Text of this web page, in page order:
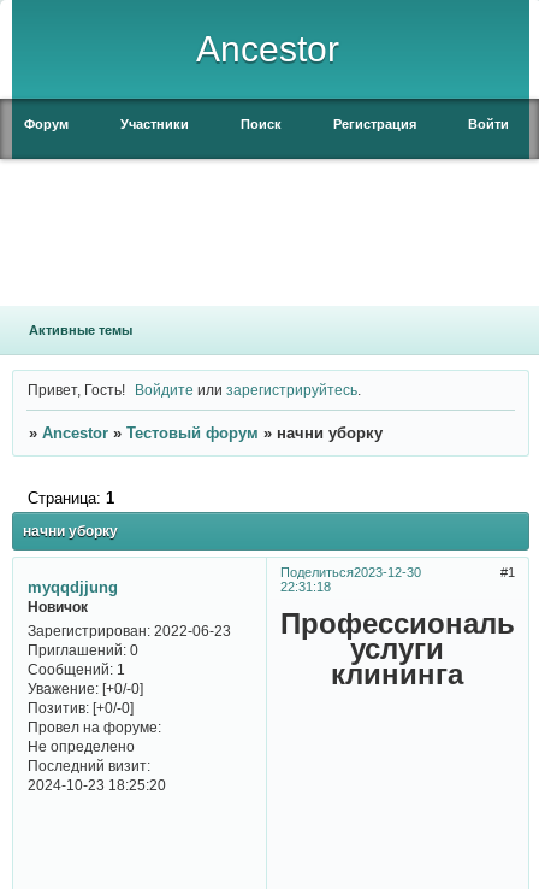
Ancestor
Форум Участники Поиск Регистрация Войти
Активные темы
Привет, Гость! Войдите илизарегистрируйтесь
» Ancestor » Тестовый форум » начни уборку
начни уборку
Страница: 1
Поделиться 1
2023-12-30
22:31:18
myqqdjjung
Новичок
Зарегистрирован: 2022-06-23
Приглашений:0
Сообщений:1
Уважение: [+0/-0]
Позитив: [+0/-0]
Провел на форуме:
Не определено
Последний визит:
2024-10-23 18:25:20
услуги
клининга